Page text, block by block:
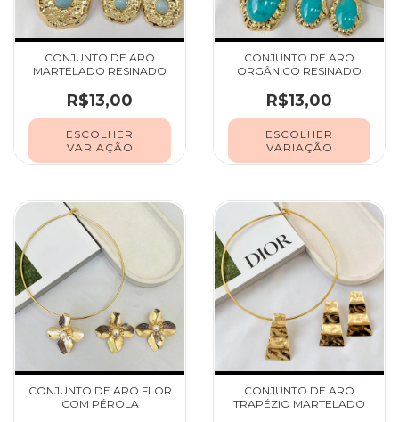
CONJUNTO DE ARO
MARTELADO RESINADO
R$13,00
ESCOLHER
VARIAÇÃO
CONJUNTO DE ARO
ORGÂNICO RESINADO
R$13,00
ESCOLHER
VARIAÇÃO
CONJUNTO DE ARO FLOR
COM PÉROLA
CONJUNTO DE ARO
TRAPÉZIO MARTELADO